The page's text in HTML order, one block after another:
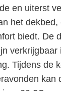
en uiterst
het dekbed,
biedt. De
verkrijgbaar
Tijdens de
kan